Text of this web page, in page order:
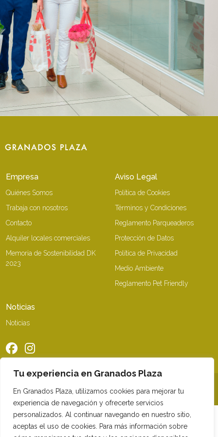
Tu experiencia en Granados Plaza
En Granados Plaza, utilizamos cookies para mejorar tu
experiencia de navegación y ofrecerte servicios
personalizados. Al continuar navegando en nuestro sitio,
aceptas el uso de cookies. Para más información sobre
Empresa
Quiénes Somos
Trabaja con nosotros
Contacto
Alquiler locales comerciales
Memoria de Sostenibilidad DK
2023
Aviso Legal
Política de Cookies
Términos y Condiciones
Reglamento Parqueaderos
Protección de Datos
Política de Privacidad
Medio Ambiente
Reglamento Pet Friendly
Noticias
Noticias
©2026 Granados Plaza. Todos los derechos reservados